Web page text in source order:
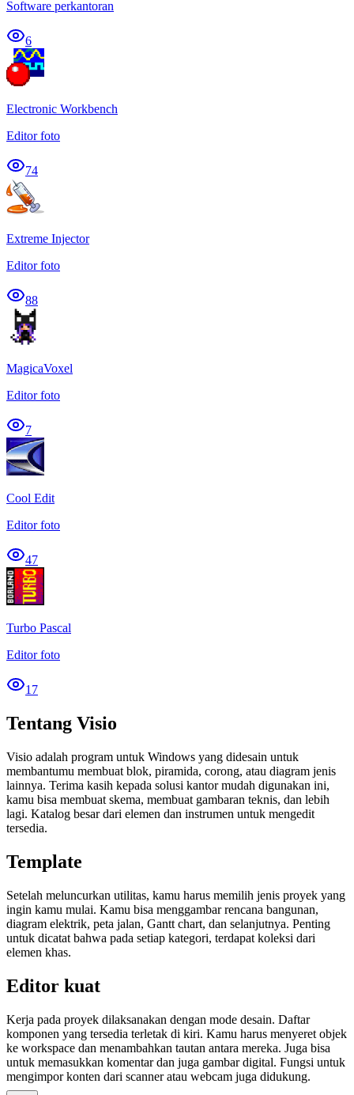
Software perkantoran
6
Electronic Workbench
Editor foto
74
Extreme Injector
Editor foto
88
MagicaVoxel
Editor foto
7
Cool Edit
Editor foto
47
Turbo Pascal
Editor foto
17
Tentang Visio
Visio adalah program untuk Windows yang didesain untuk
membantumu membuat blok, piramida, corong, atau diagram jenis
lainnya. Terima kasih kepada solusi kantor mudah digunakan ini,
kamu bisa membuat skema, membuat gambaran teknis, dan lebih
lagi. Katalog besar dari elemen dan instrumen untuk mengedit
tersedia.
Template
Setelah meluncurkan utilitas, kamu harus memilih jenis proyek yang
ingin kamu mulai. Kamu bisa menggambar rencana bangunan,
diagram elektrik, peta jalan, Gantt chart, dan selanjutnya. Penting
untuk dicatat bahwa pada setiap kategori, terdapat koleksi dari
elemen khas.
Editor kuat
Kerja pada proyek dilaksanakan dengan mode desain. Daftar
komponen yang tersedia terletak di kiri. Kamu harus menyeret objek
ke workspace dan menambahkan tautan antara mereka. Juga bisa
untuk memasukkan komentar dan juga gambar digital. Fungsi untuk
mengimpor konten dari scanner atau webcam juga didukung.